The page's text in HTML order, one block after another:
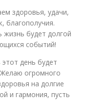
здоровья, удачи,
благополучия.
жизнь будет долгой
событий!
день будет
огромного
на долгие
и гармония, пусть